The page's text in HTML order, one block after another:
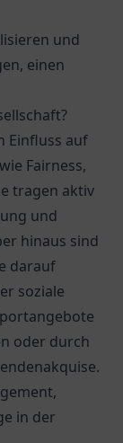
und
einen
Einfluss auf
Fairness,
tragen aktiv
und
hinaus sind
darauf
soziale
oder durch
in der